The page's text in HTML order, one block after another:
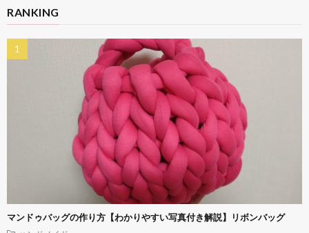
RANKING
マンドゥバッグの作り方【わかりやすい写真付き解説】リボンバッグ